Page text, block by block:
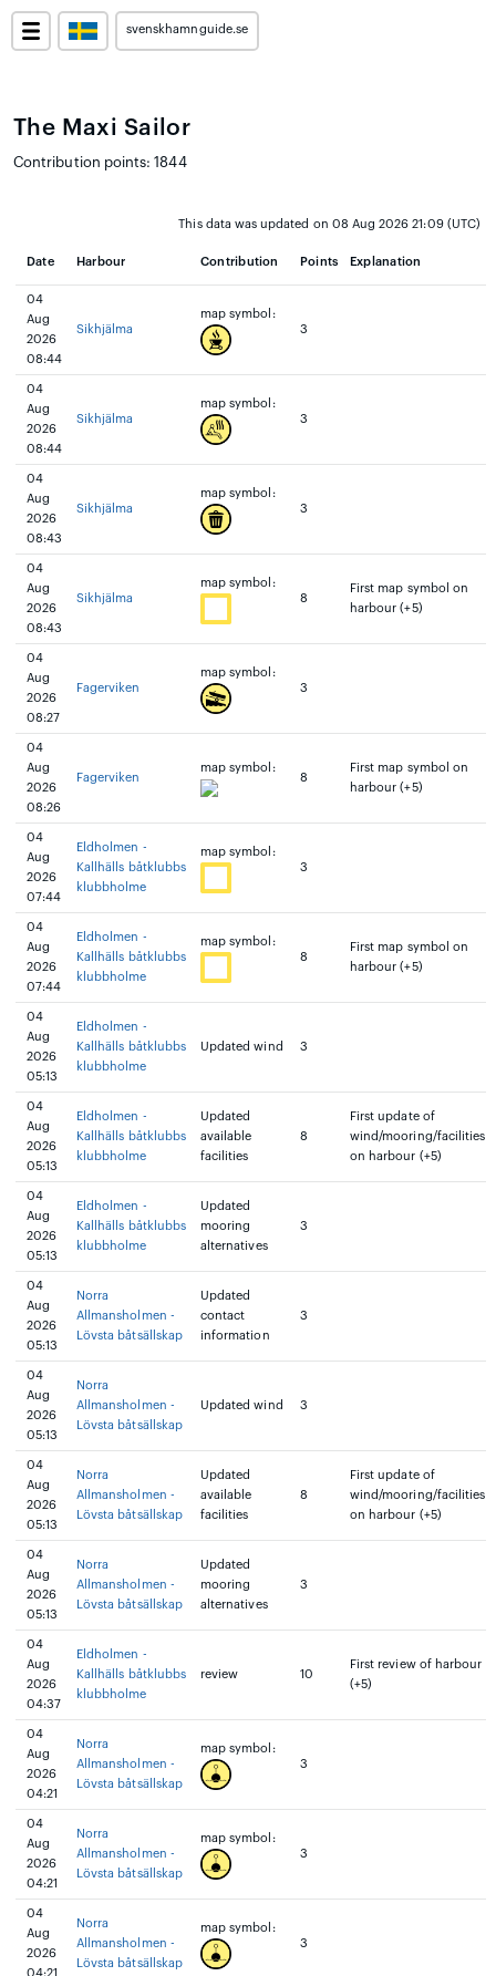
svenskhamnguide.se
The Maxi Sailor
Contribution points: 1844
This data was updated on 08 Aug 2026 21:09 (UTC)
Date Harbour Contribution Points Explanation
04
Aug
2026
08:44
Sikhjälma
map symbol:
3
04
Aug
2026
08:44
Sikhjälma
map symbol:
3
04
Aug
2026
08:43
Sikhjälma
map symbol:
3
04
Aug
2026
08:43
Sikhjälma
map symbol:
8
First map symbol on
harbour (+5)
04
Aug
2026
08:27
Fagerviken
map symbol:
3
04
Aug
2026
08:26
Fagerviken
map symbol:
8
First map symbol on
harbour (+5)
04
Aug
2026
07:44
Eldholmen -
Kallhälls båtklubbs
klubbholme
map symbol:
3
04
Aug
2026
07:44
Eldholmen -
Kallhälls båtklubbs
klubbholme
map symbol:
8
First map symbol on
harbour (+5)
04
Aug
2026
05:13
Eldholmen -
Kallhälls båtklubbs
klubbholme
Updated wind 3
04
Aug
2026
05:13
Eldholmen -
Kallhälls båtklubbs
klubbholme
Updated
available
facilities
8
First update of
wind/mooring/facilities
on harbour (+5)
04
Aug
2026
05:13
Eldholmen -
Kallhälls båtklubbs
klubbholme
Updated
mooring
alternatives
3
04
Aug
2026
05:13
Norra
Allmansholmen -
Lövsta båtsällskap
Updated
contact
information
3
04
Aug
2026
05:13
Norra
Allmansholmen -
Lövsta båtsällskap
Updated wind 3
04
Aug
2026
05:13
Norra
Allmansholmen -
Lövsta båtsällskap
Updated
available
facilities
8
First update of
wind/mooring/facilities
on harbour (+5)
04
Aug
2026
05:13
Norra
Allmansholmen -
Lövsta båtsällskap
Updated
mooring
alternatives
3
04
Aug
2026
04:37
Eldholmen -
Kallhälls båtklubbs
klubbholme
review 10
First review of harbour
(+5)
04
Aug
2026
04:21
Norra
Allmansholmen -
Lövsta båtsällskap
map symbol:
3
04
Aug
2026
04:21
Norra
Allmansholmen -
Lövsta båtsällskap
map symbol:
3
04
Aug
2026
04:21
Norra
Allmansholmen -
Lövsta båtsällskap
map symbol:
3